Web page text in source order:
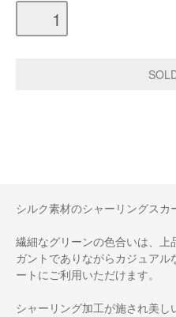
シルク素材のシャーリングスカ
繊細なグリーンの色合いは、上
ガントでありながらカジュア
ートにご利用いただけます。
シャーリング加工が施され美